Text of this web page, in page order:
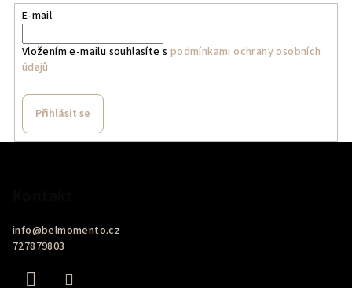
E-mail
Vložením e-mailu souhlasíte s podmínkami ochrany osobních
údajů
Přihlásit se
info@belmomento.cz
727879803